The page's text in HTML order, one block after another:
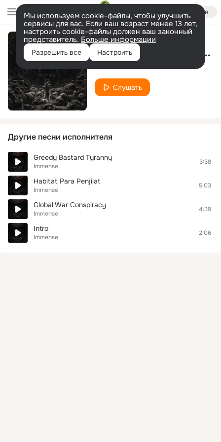
Войти
Мы используем cookie-файлы, чтобы улучшить
сервисы для вас. Если ваш возраст менее 13 лет,
настроить cookie-файлы должен ваш законный
представитель. Больше информации
Разрешить все Настроить The Bloody Victims, Pt.2
Слушать
Другие песни исполнителя
Greedy Bastard Tyranny
Immense
3:38
Habitat Para Penjilat
Immense
5:03
Global War Conspiracy
Immense
4:39
Intro
Immense
2:06